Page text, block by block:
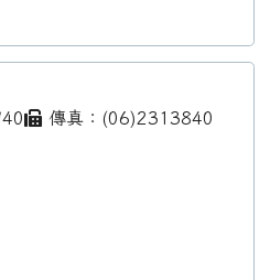
傳真：(06)2313840